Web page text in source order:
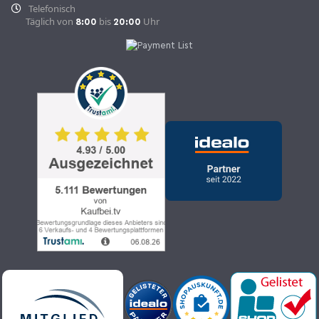
Telefonisch
Täglich von 8:00 bis 20:00 Uhr